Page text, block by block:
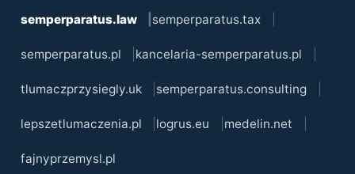
semperparatus.law semperparatus.tax
semperparatus.pl kancelaria-semperparatus.pl
tlumaczprzysiegly.uk semperparatus.consulting
lepszetlumaczenia.pl logrus.eu medelin.net
fajnyprzemysl.pl